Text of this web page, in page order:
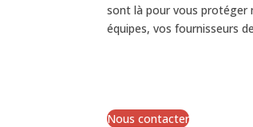
sont là pour vous protéger
équipes, vos fournisseurs
Nous contacter